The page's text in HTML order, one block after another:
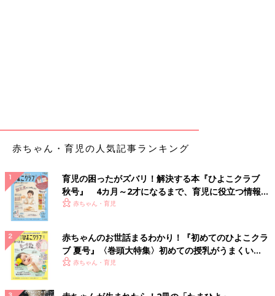
赤ちゃん・育児の人気記事ランキング
育児の困ったがズバリ！解決する本『ひよこクラブ
秋号』 4カ月～2才になるまで、育児に役立つ情報が
いっぱい！
赤ちゃん・育児
赤ちゃんのお世話まるわかり！『初めてのひよこクラ
ブ 夏号』〈巻頭大特集〉初めての授乳がうまくい
く！ おっぱい・ミルクの基本と夏のトラブル 解決テ
赤ちゃん・育児